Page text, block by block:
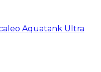
Aquatank Ultra